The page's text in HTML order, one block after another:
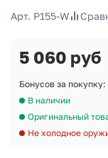
Арт. P155-W
5 060 руб
Бонусов за покупку:
В наличии
Оригинальный
Не холодное